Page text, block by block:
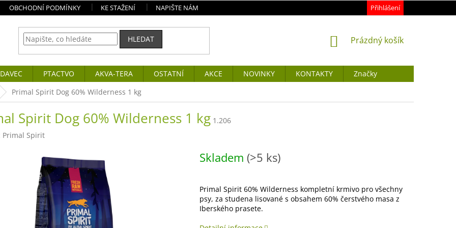
OBCHODNÍ PODMÍNKY KE STAŽENÍ NAPIŠTE NÁM Přihlášení
HLEDAT
NÁKUPNÍ
Prázdný košík
PTACTVO AKVA-TERA OSTATNÍ AKCE NOVINKY KONTAKTY
Značky
Primal Spirit Dog 60% Wilderness 1 kg
Spirit Dog 60% Wilderness 1 kg 1.206
Primal Spirit
Skladem (>5 ks)
Primal Spirit 60% Wilderness kompletní krmivo pro všechny
psy, za studena lisované s obsahem 60% čerstvého masa z
Iberského prasete.